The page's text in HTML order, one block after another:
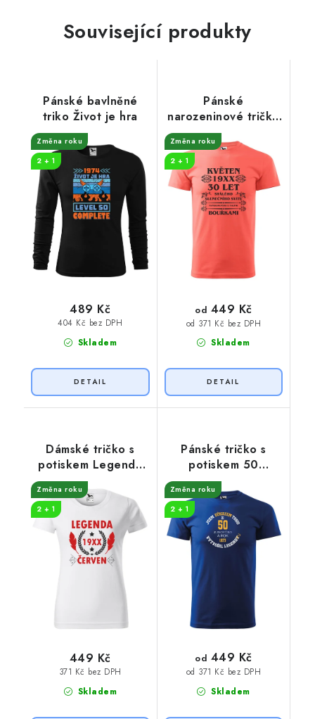
Související produkty
Pánské bavlněné
triko Život je hra
Změna roku
2 + 1
Skladem
404 Kč bez DPH
489 Kč
Pánské
narozeninové tričko
Sluneční svit
Změna roku
2 + 1
Skladem
od 371 Kč bez DPH
od 449 Kč
Dámské tričko s
potiskem Legenda
pírka
Změna roku
2 + 1
Skladem
371 Kč bez DPH
449 Kč
Pánské tričko s
potiskem 50
legenda
Změna roku
2 + 1
Skladem
od 371 Kč bez DPH
od 449 Kč